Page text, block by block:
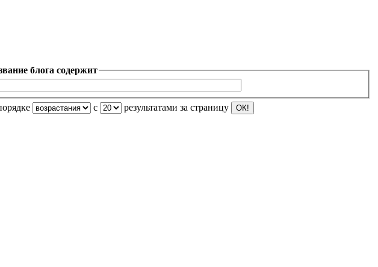
блога содержит
с результатами за страницу